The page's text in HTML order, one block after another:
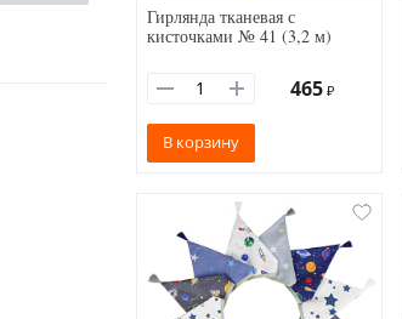
Гирлянда тканевая с
кисточками № 41 (3,2 м)
465 ₽
В корзину